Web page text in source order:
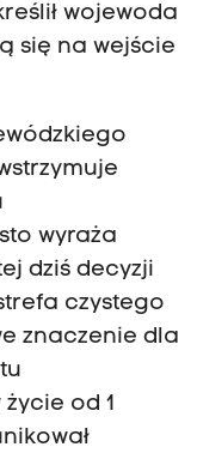
wojewoda
się na wejście
wyraża
dziś decyzji
czystego
znaczenie dla
od 1